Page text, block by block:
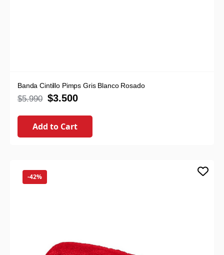
Banda Cintillo Pimps Gris Blanco Rosado
$5.990 $3.500
Add to Cart
-42%